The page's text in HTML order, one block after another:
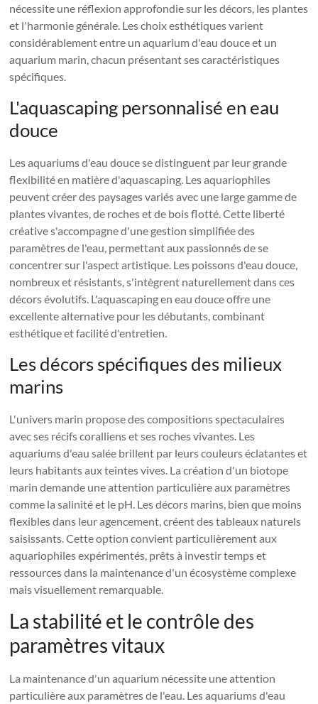
nécessite une réflexion approfondie sur les décors, les plantes
et l'harmonie générale. Les choix esthétiques varient
considérablement entre un aquarium d'eau douce et un
aquarium marin, chacun présentant ses caractéristiques
spécifiques.
L'aquascaping personnalisé en eau
douce
Les aquariums d'eau douce se distinguent par leur grande
flexibilité en matière d'aquascaping. Les aquariophiles
peuvent créer des paysages variés avec une large gamme de
plantes vivantes, de roches et de bois flotté. Cette liberté
créative s'accompagne d'une gestion simplifiée des
paramètres de l'eau, permettant aux passionnés de se
concentrer sur l'aspect artistique. Les poissons d'eau douce,
nombreux et résistants, s'intègrent naturellement dans ces
décors évolutifs. L'aquascaping en eau douce offre une
excellente alternative pour les débutants, combinant
esthétique et facilité d'entretien.
Les décors spécifiques des milieux
marins
L'univers marin propose des compositions spectaculaires
avec ses récifs coralliens et ses roches vivantes. Les
aquariums d'eau salée brillent par leurs couleurs éclatantes et
leurs habitants aux teintes vives. La création d'un biotope
marin demande une attention particulière aux paramètres
comme la salinité et le pH. Les décors marins, bien que moins
flexibles dans leur agencement, créent des tableaux naturels
saisissants. Cette option convient particulièrement aux
aquariophiles expérimentés, prêts à investir temps et
ressources dans la maintenance d'un écosystème complexe
mais visuellement remarquable.
La stabilité et le contrôle des
paramètres vitaux
La maintenance d'un aquarium nécessite une attention
particulière aux paramètres de l'eau. Les aquariums d'eau